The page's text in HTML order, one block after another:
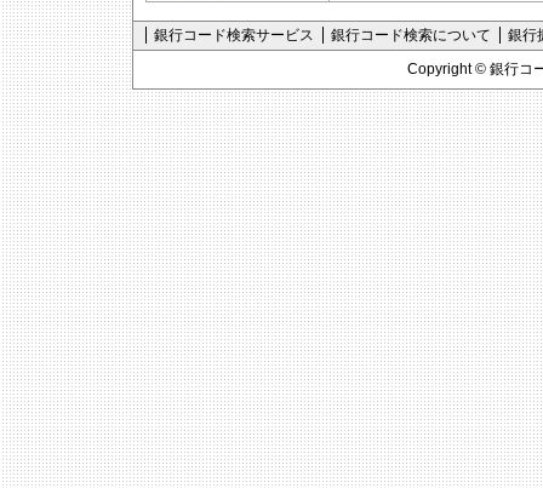
銀行コード検索サービス 銀行コード検索について
銀行
Copyright © 銀行コ